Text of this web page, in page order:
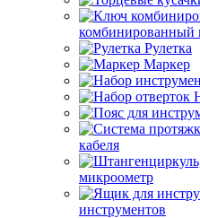
комбинированный
Рулетка
Маркер
кабеля
микроометр
инструментов